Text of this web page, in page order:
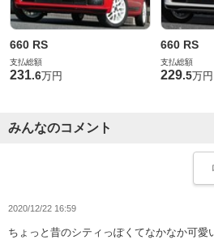
660 RS
支払総額
231.6万円
660 RS
支払総額
229.5万円
みんなのコメント
2020/12/22 16:59
ちょっと昔のシティっぽくてなかなか可愛